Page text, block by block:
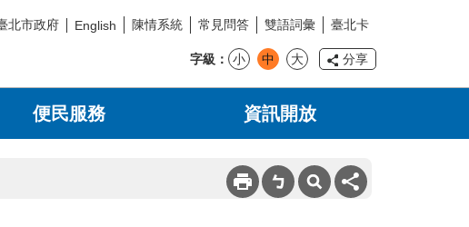
北市政府 English 陳情系統 常見問答 雙語詞彙 臺北卡
字級 小 中 大 分享
便民服務 資訊開放